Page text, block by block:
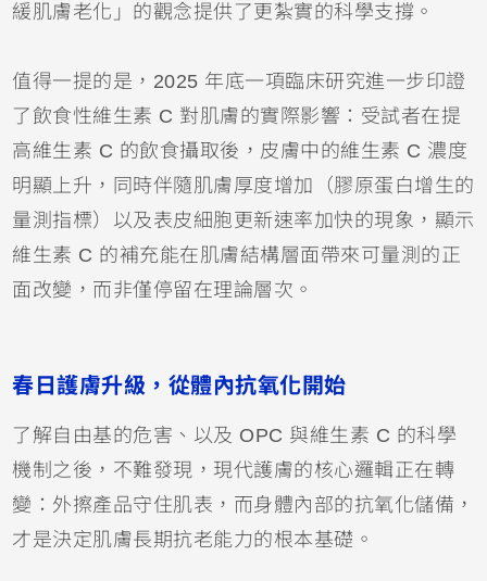
緩肌膚老化」的觀念提供了更紮實的科學支撐。
值得一提的是，2025 年底一項臨床研究進一步印證
了飲食性維生素 C 對肌膚的實際影響：受試者在提
高維生素 C 的飲食攝取後，皮膚中的維生素 C 濃度
明顯上升，同時伴隨肌膚厚度增加（膠原蛋白增生的
量測指標）以及表皮細胞更新速率加快的現象，顯示
維生素 C 的補充能在肌膚結構層面帶來可量測的正
面改變，而非僅停留在理論層次。
春日護膚升級，從體內抗氧化開始
了解自由基的危害、以及 OPC 與維生素 C 的科學
機制之後，不難發現，現代護膚的核心邏輯正在轉
變：外擦產品守住肌表，而身體內部的抗氧化儲備，
才是決定肌膚長期抗老能力的根本基礎。